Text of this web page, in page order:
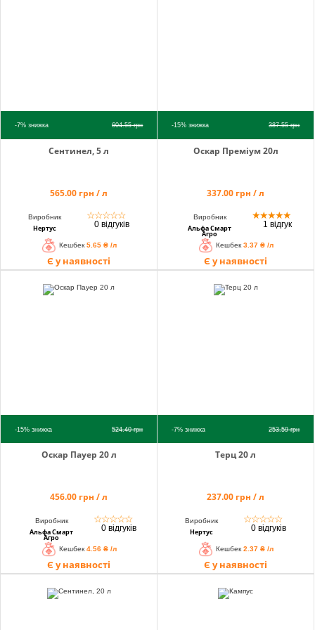
-7%знижка 604.55грн
Сентинел, 5 л
565.00 грн / л
Виробник
Нертус
☆☆☆☆☆
0 відгуків
Кешбек 5.65 ₴ /л
Є у наявності
-15%знижка 387.55грн
Оскар Преміум 20л
337.00 грн / л
Виробник
Альфа Смарт
Агро
★★★★★
1 відгук
Кешбек 3.37 ₴ /л
Є у наявності
-15%знижка 524.40грн
Оскар Пауер 20 л
456.00 грн / л
Виробник
Альфа Смарт
Агро
☆☆☆☆☆
0 відгуків
Кешбек 4.56 ₴ /л
Є у наявності
-7%знижка 253.59грн
Терц 20 л
237.00 грн / л
Виробник
Нертус
☆☆☆☆☆
0 відгуків
Кешбек 2.37 ₴ /л
Є у наявності